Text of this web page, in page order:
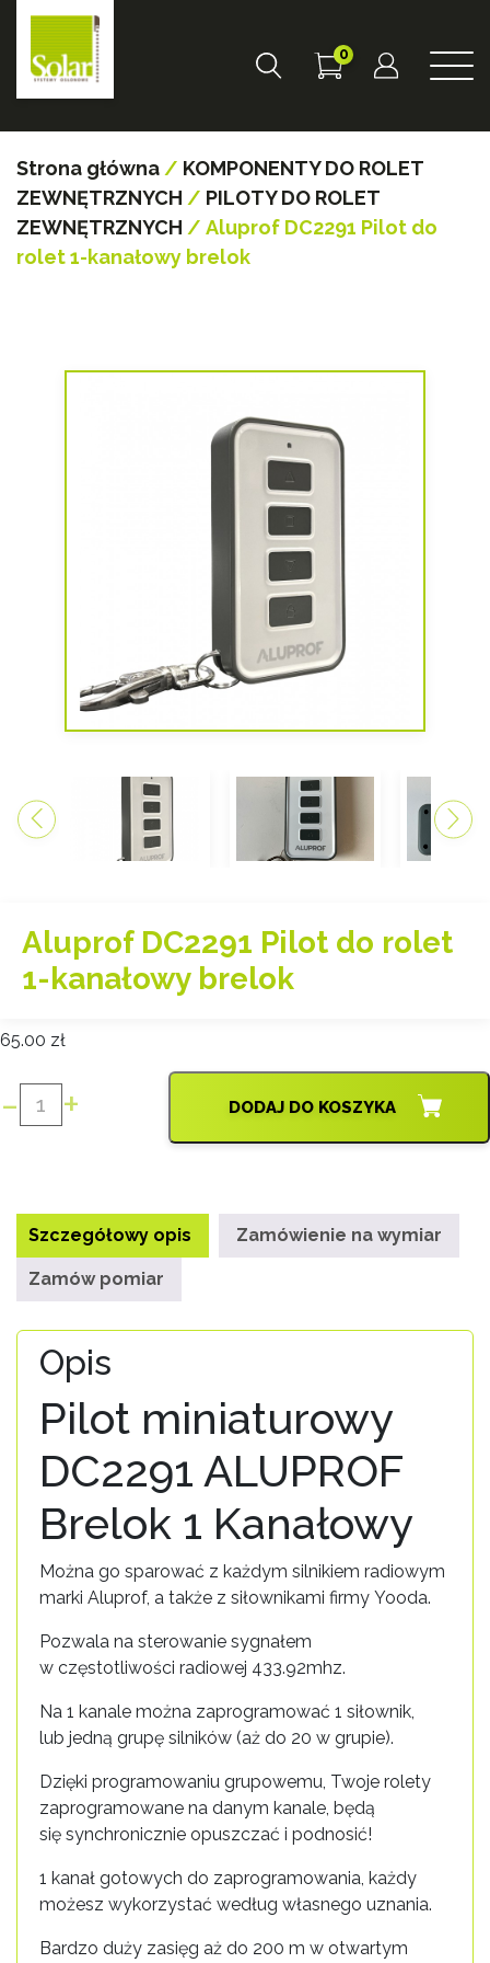
0
Strona główna / KOMPONENTY DO ROLET
ZEWNĘTRZNYCH / PILOTY DO ROLET
ZEWNĘTRZNYCH / Aluprof DC2291 Pilot do
rolet 1-kanałowy brelok
Aluprof DC2291 Pilot do rolet
1-kanałowy brelok
65.00 zł
-
ilość
do
rolet
kanałowy
brelok
+ DODAJ DO KOSZYKA
Szczegółowy opis Zamówienie na wymiar
Zamów pomiar
Opis
Pilot miniaturowy
DC2291 ALUPROF
Brelok 1 Kanałowy
Można go sparować z każdym silnikiem radiowym
marki Aluprof, a także z siłownikami firmy Yooda.
Pozwala na sterowanie sygnałem
w częstotliwości radiowej 433.92mhz.
Na 1 kanale można zaprogramować 1 siłownik,
lub jedną grupę silników (aż do 20 w grupie).
Dzięki programowaniu grupowemu, Twoje rolety
zaprogramowane na danym kanale, będą
się synchronicznie opuszczać i podnosić!
1 kanał gotowych do zaprogramowania, każdy
możesz wykorzystać według własnego uznania.
Bardzo duży zasięg aż do 200 m w otwartym